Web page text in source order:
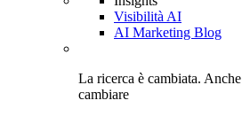
Visibilità AI
AI Marketing Blog
La ricerca è cambiata. Anche
cambiare